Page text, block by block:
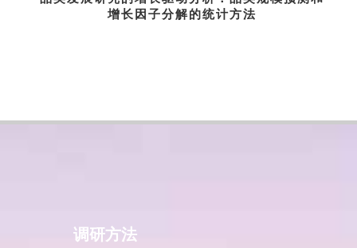
增长因子分解的统计方法
调研方法